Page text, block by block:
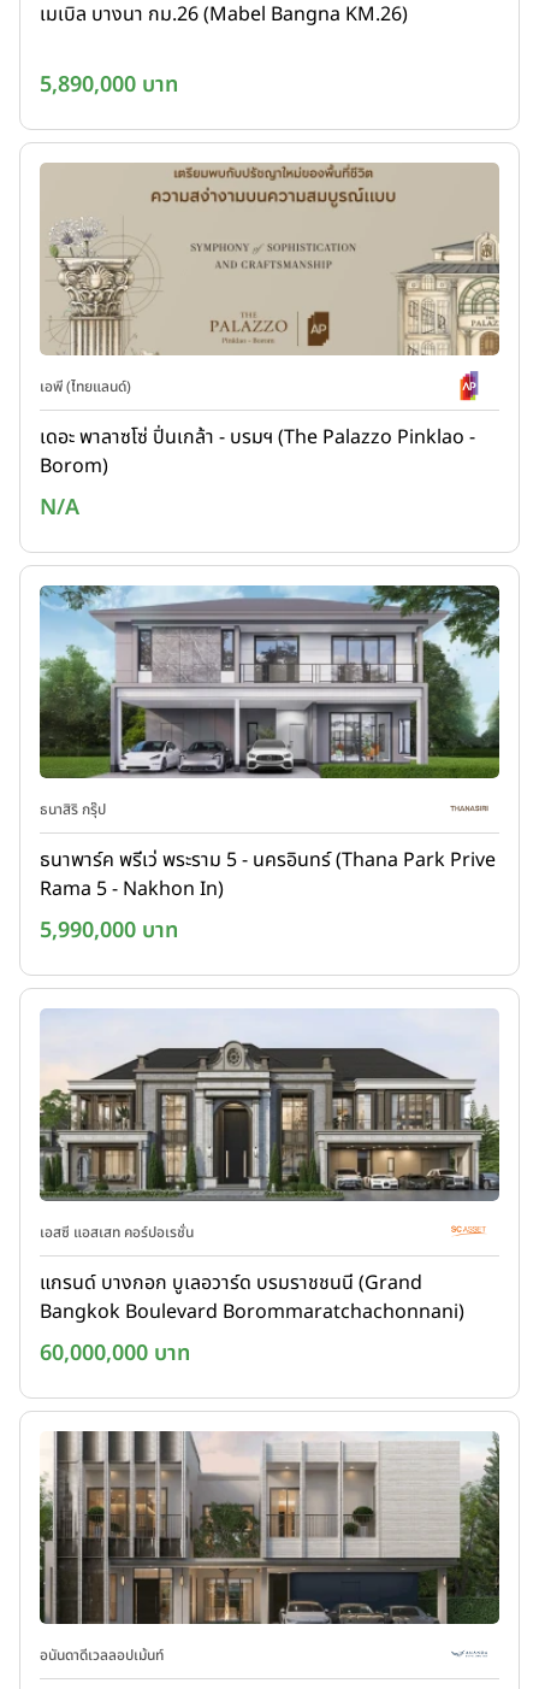
เมเบิล บางนา กม.26 (Mabel Bangna KM.26)
5,890,000 บาท
เอพี (ไทยแลนด์)
เดอะ พาลาซโซ่ ปิ่นเกล้า - บรมฯ (The Palazzo Pinklao -
Borom)
N/A
ธนาสิริ กรุ๊ป
ธนาพาร์ค พรีเว่ พระราม 5 - นครอินทร์ (Thana Park Prive
Rama 5 - Nakhon In)
5,990,000 บาท
เอสซี แอสเสท คอร์ปอเรชั่น
แกรนด์ บางกอก บูเลอวาร์ด บรมราชชนนี (Grand
Bangkok Boulevard Borommaratchachonnani)
60,000,000 บาท
อนันดาดีเวลลอปเม้นท์